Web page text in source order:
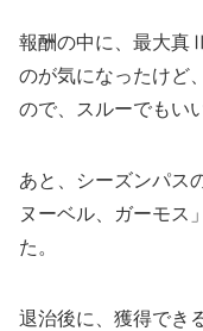
報酬の中に、最大真
のが気になったけど
ので、スルーでもい
あと、シーズンパス
ヌーベル、ガーモス
た。
退治後に、獲得でき